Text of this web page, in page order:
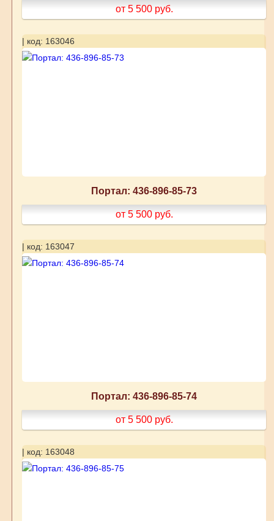
от 5 500 руб.
| код: 163046
Портал: 436-896-85-73
от 5 500 руб.
| код: 163047
Портал: 436-896-85-74
от 5 500 руб.
| код: 163048